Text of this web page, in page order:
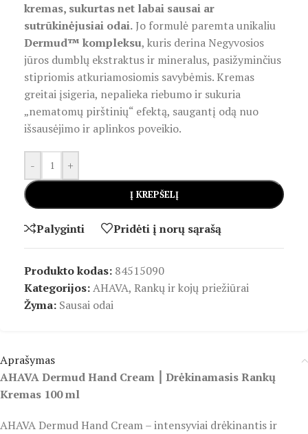
kremas, sukurtas net labai sausai ar
sutrūkinėjusiai odai. Jo formulė paremta unikaliu
Dermud™ kompleksu, kuris derina Negyvosios
jūros dumblų ekstraktus ir mineralus, pasižyminčius
stipriomis atkuriamosiomis savybėmis. Kremas
greitai įsigeria, nepalieka riebumo ir sukuria
„nematomų pirštinių“ efektą, saugantį odą nuo
išsausėjimo ir aplinkos poveikio.
- +
Į KREPŠELĮ
Palyginti Pridėti į norų sąrašą
Produkto kodas: 84515090
Kategorijos:AHAVA, Rankų ir kojų priežiūrai
Žyma: Sausai odai
Aprašymas
AHAVA Dermud Hand Cream ⎮ Drėkinamasis Rankų
Kremas 100 ml
AHAVA Dermud Hand Cream – intensyviai drėkinantis ir